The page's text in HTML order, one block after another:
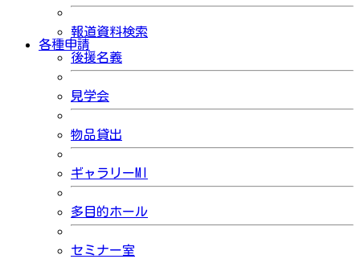
報道資料検索
各種申請
後援名義
見学会
物品貸出
ギャラリーMI
多目的ホール
セミナー室